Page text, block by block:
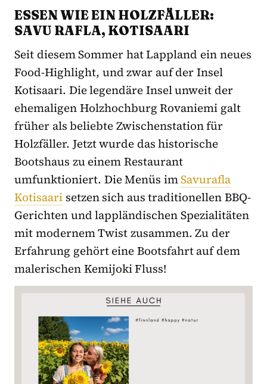
ESSEN WIE EIN HOLZFÄLLER:
SAVU RAFLA, KOTISAARI
Seit diesem Sommer hat Lappland ein neues
Food-Highlight, und zwar auf der Insel
Kotisaari. Die legendäre Insel unweit der
ehemaligen Holzhochburg Rovaniemi galt
früher als beliebte Zwischenstation für
Holzfäller. Jetzt wurde das historische
Bootshaus zu einem Restaurant
umfunktioniert. Die Menüs imSavurafla
Kotisaari setzen sich aus traditionellen BBQ-
Gerichten und lappländischen Spezialitäten
mit modernem Twist zusammen. Zu der
Erfahrung gehört eine Bootsfahrt auf dem
malerischen Kemijoki Fluss!